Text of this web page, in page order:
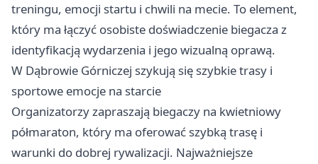
treningu, emocji startu i chwili na mecie. To element,
który ma łączyć osobiste doświadczenie biegacza z
identyfikacją wydarzenia i jego wizualną oprawą.
W Dąbrowie Górniczej szykują się szybkie trasy i
sportowe emocje na starcie
Organizatorzy zapraszają biegaczy na kwietniowy
półmaraton, który ma oferować szybką trasę i
warunki do dobrej rywalizacji. Najważniejsze